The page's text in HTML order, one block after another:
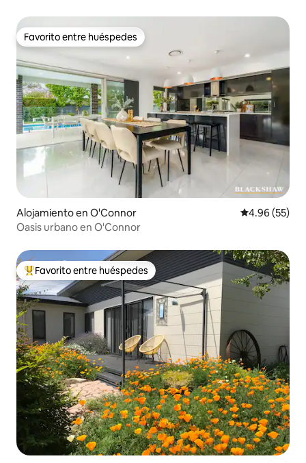
Favorito entre huéspedes
Favorito entre huéspedes
Alojamiento en O'Connor Calificación
4.96 (55)
Oasis urbano en O'Connor
Favorito entre huéspedes preferido
Favorito entre huéspedes